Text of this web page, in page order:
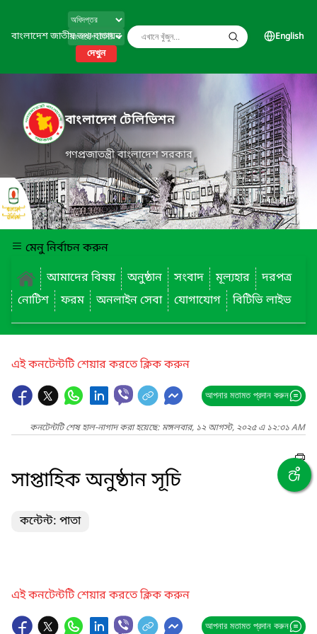
বাংলাদেশ জাতীয় তথ্য বাতায়ন
দেখুন
English
বাংলাদেশ টেলিভিশন
গণপ্রজাতন্ত্রী বাংলাদেশ সরকার
মেনু নির্বাচন করুন
আমাদের বিষয়
অনুষ্ঠান সংবাদ মূল্যহার
দরপত্র
নোটিশ
ফরম অনলাইন সেবা যোগাযোগ বিটিভি লাইভ
এই কনটেন্টটি শেয়ার করতে ক্লিক করুন
আপনার মতামত প্রদান করুন
কনটেন্টটি শেষ হাল-নাগাদ করা হয়েছে: মঙ্গলবার, ১২ আগস্ট, ২০২৫ এ ১২:৩১ AM
সাপ্তাহিক অনুষ্ঠান সূচি
কন্টেন্ট: পাতা
এই কনটেন্টটি শেয়ার করতে ক্লিক করুন
আপনার মতামত প্রদান করুন